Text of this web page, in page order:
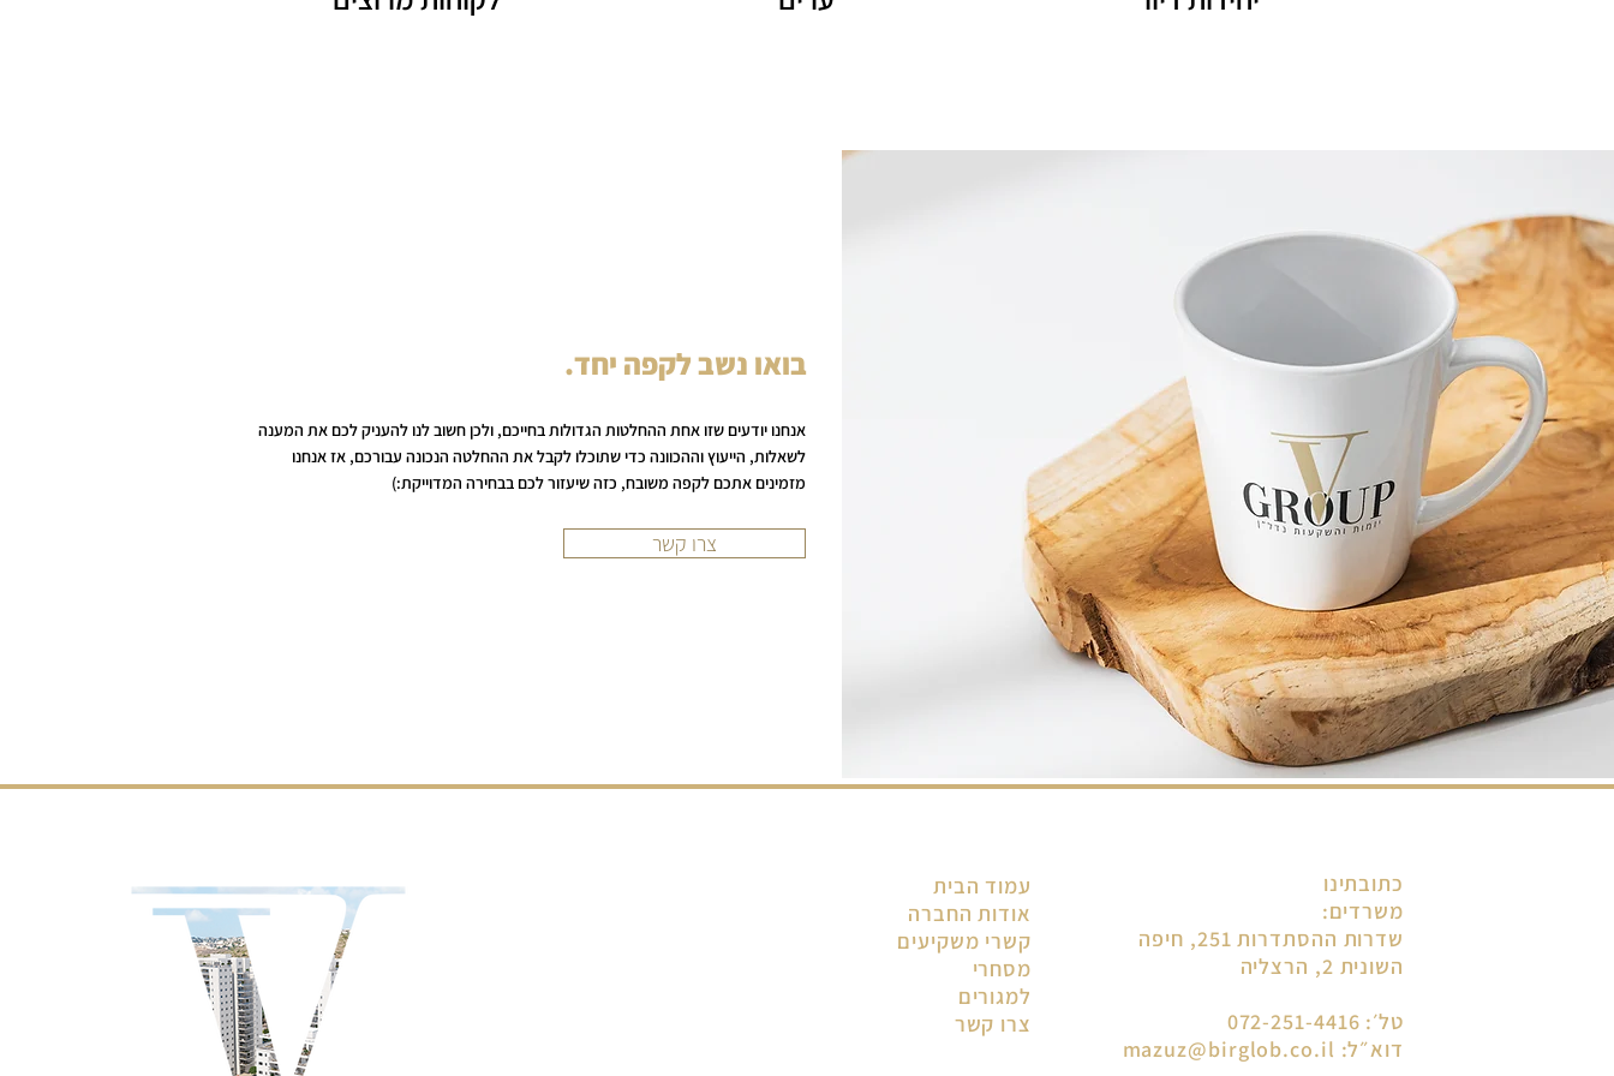
בואו נשב לקפה יחד.
אנחנו יודעים שזו אחת ההחלטות הגדולות בחייכם, ולכן חשוב לנו להעניק לכם את המענה
לשאלות, הייעוץ וההכוונה כדי שתוכלו לקבל את ההחלטה הנכונה עבורכם, אז אנחנו
מזמינים אתכם לקפה משובח, כזה שיעזור לכם בבחירה המדוייקת:)
צרו קשר
עמוד הבית
אודות החברה
קשרי משקיעים
מסחרי
למגורים
צרו קשר
כתובתינו
משרדים:
שדרות ההסתדרות 251, חיפה
השונית 2, הרצליה
טל׳: 072-251-4416
דוא״ל: mazuz@birglob.co.il